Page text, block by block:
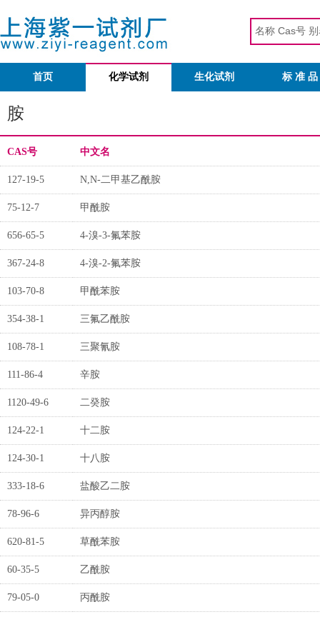
首页 化学试剂 生化试剂 标 准 品
胺
CAS号 中文名
127-19-5 N,N-二甲基乙酰胺
75-12-7 甲酰胺
656-65-5 4-溴-3-氟苯胺
367-24-8 4-溴-2-氟苯胺
103-70-8 甲酰苯胺
354-38-1 三氟乙酰胺
108-78-1 三聚氰胺
111-86-4 辛胺
1120-49-6 二癸胺
124-22-1 十二胺
124-30-1 十八胺
333-18-6 盐酸乙二胺
78-96-6 异丙醇胺
620-81-5 草酰苯胺
60-35-5 乙酰胺
79-05-0 丙酰胺